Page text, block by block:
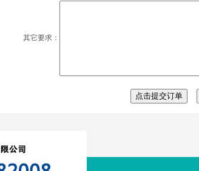
其它要求：